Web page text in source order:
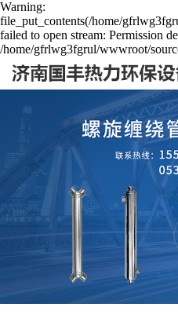
Warning:
file_put_contents(/home/
failed to open stream: Permission
/home/gfrlwg3fgrul/wwwroot/